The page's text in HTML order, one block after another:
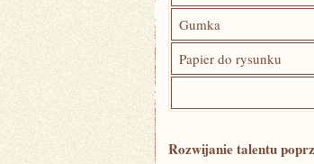
Gumka
Papier do⁤ rysunku
Rozwijanie⁣ talentu